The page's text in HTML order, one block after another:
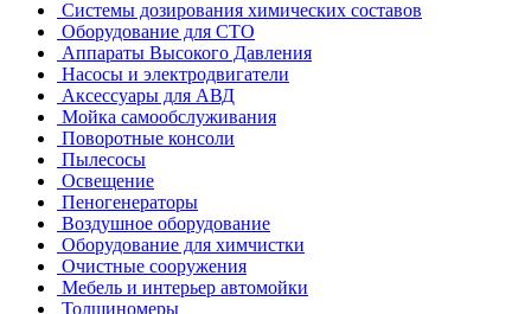
Системы дозирования химических составов
Оборудование для СТО
Аппараты Высокого Давления
Насосы и электродвигатели
Аксессуары для АВД
Мойка самообслуживания
Поворотные консоли
Пылесосы
Освещение
Пеногенераторы
Воздушное оборудование
Оборудование для химчистки
Очистные сооружения
Мебель и интерьер автомойки
Толщиномеры